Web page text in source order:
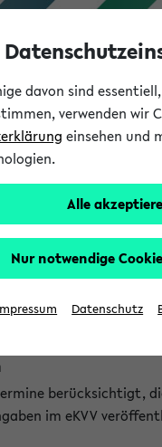
berücksichtigt,
im eKVV
davon sind
verwenden
einsehen und
Alle
Nur notwendige
Datenschutz